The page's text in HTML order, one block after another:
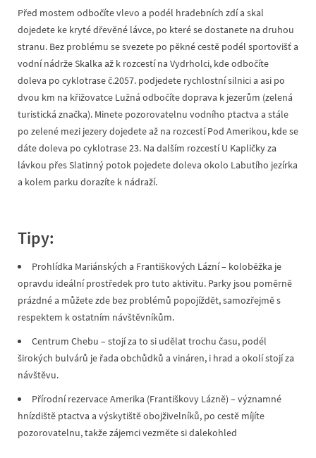
Před mostem odbočíte vlevo a podél hradebních zdí a skal
dojedete ke kryté dřevěné lávce, po které se dostanete na druhou
stranu. Bez problému se svezete po pěkné cestě podél sportovišť a
vodní nádrže Skalka až k rozcestí na Vydrholci, kde odbočíte
doleva po cyklotrase č.2057. podjedete rychlostní silnici a asi po
dvou km na křižovatce Lužná odbočíte doprava k jezerům (zelená
turistická značka). Minete pozorovatelnu vodního ptactva a stále
po zelené mezi jezery dojedete až na rozcestí Pod Amerikou, kde se
dáte doleva po cyklotrase 23. Na dalším rozcestí U Kapličky za
lávkou přes Slatinný potok pojedete doleva okolo Labutího jezírka
a kolem parku dorazíte k nádraží.
Tipy:
Prohlídka Mariánských a Františkových Lázní – koloběžka je
opravdu ideální prostředek pro tuto aktivitu. Parky jsou poměrně
prázdné a můžete zde bez problémů popojíždět, samozřejmě s
respektem k ostatním návštěvníkům.
Centrum Chebu – stojí za to si udělat trochu času, podél
širokých bulvárů je řada obchůdků a vináren, i hrad a okolí stojí za
návštěvu.
Přírodní rezervace Amerika (Františkovy Lázně) – významné
hnízdiště ptactva a výskytiště obojživelníků, po cestě míjíte
pozorovatelnu, takže zájemci vezměte si dalekohled